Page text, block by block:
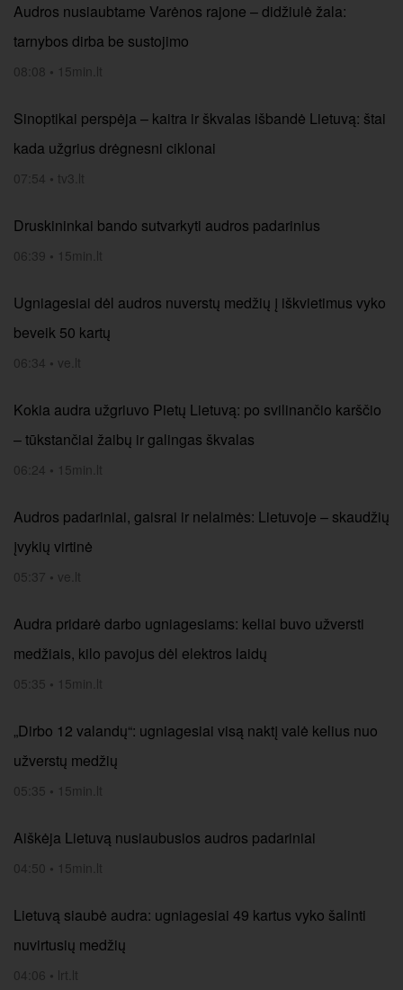
Audros nusiaubtame Varėnos rajone – didžiulė žala:
tarnybos dirba be sustojimo
08:08 • 15min.lt
Sinoptikai perspėja – kaitra ir škvalas išbandė Lietuvą: štai
kada užgrius drėgnesni ciklonai
07:54 • tv3.lt
Druskininkai bando sutvarkyti audros padarinius
06:39 • 15min.lt
Ugniagesiai dėl audros nuverstų medžių į iškvietimus vyko
beveik 50 kartų
06:34 • ve.lt
Kokia audra užgriuvo Pietų Lietuvą: po svilinančio karščio
– tūkstančiai žaibų ir galingas škvalas
06:24 • 15min.lt
Audros padariniai, gaisrai ir nelaimės: Lietuvoje – skaudžių
įvykių virtinė
05:37 • ve.lt
Audra pridarė darbo ugniagesiams: keliai buvo užversti
medžiais, kilo pavojus dėl elektros laidų
05:35 • 15min.lt
„Dirbo 12 valandų“: ugniagesiai visą naktį valė kelius nuo
užverstų medžių
05:35 • 15min.lt
Aiškėja Lietuvą nusiaubusios audros padariniai
04:50 • 15min.lt
Lietuvą siaubė audra: ugniagesiai 49 kartus vyko šalinti
nuvirtusių medžių
04:06 • lrt.lt